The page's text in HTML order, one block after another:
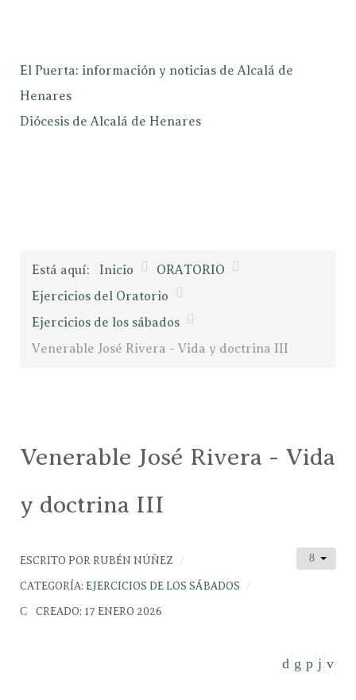
El Puerta: información y noticias de Alcalá de
Henares
Diócesis de Alcalá de Henares
Está aquí: Inicio
ORATORIO
Ejercicios del Oratorio
Ejercicios de los sábados
Venerable José Rivera - Vida y doctrina III
Venerable José Rivera - Vida
y doctrina III
ESCRITO POR RUBÉN NÚÑEZ
CATEGORÍA: EJERCICIOS DE LOS SÁBADOS
CREADO: 17 ENERO 2026